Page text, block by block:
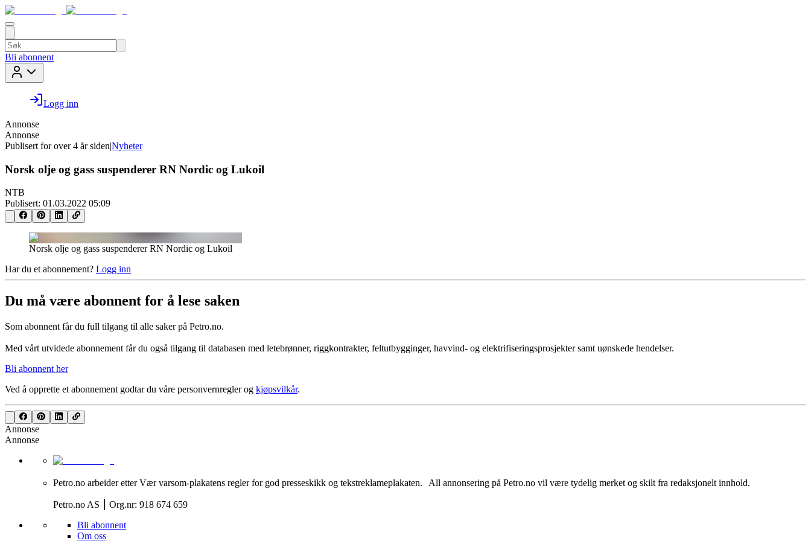
Bli abonnent
Logg inn
Annonse
Annonse
Publisert for over 4 år siden|Nyheter
Norsk olje og gass suspenderer RN Nordic og Lukoil
NTB
Publisert: 01.03.2022 05:09
Norsk olje og gass suspenderer RN Nordic og Lukoil
Har du et abonnement? Logg inn
Du må være abonnent for å lese saken
Som abonnent får du full tilgang til alle saker på Petro.no.
Med vårt utvidede abonnement får du også tilgang til databasen med letebrønner, riggkontrakter, feltutbygginger, havvind- og elektrifiseringsprosjekter samt uønskede hendelser.
Bli abonnent her
Ved å opprette et abonnement godtar du våre personvernreglerog kjøpsvilkår.
Annonse
Annonse
Petro.no arbeider etter Vær varsom-plakatens regler for god presseskikk og tekstreklameplakaten. All annonsering på Petro.no vil være tydelig merket og skilt fra redaksjonelt innhold.
Petro.no AS ⎮ Org.nr: 918 674 659
Bli abonnent
Om oss